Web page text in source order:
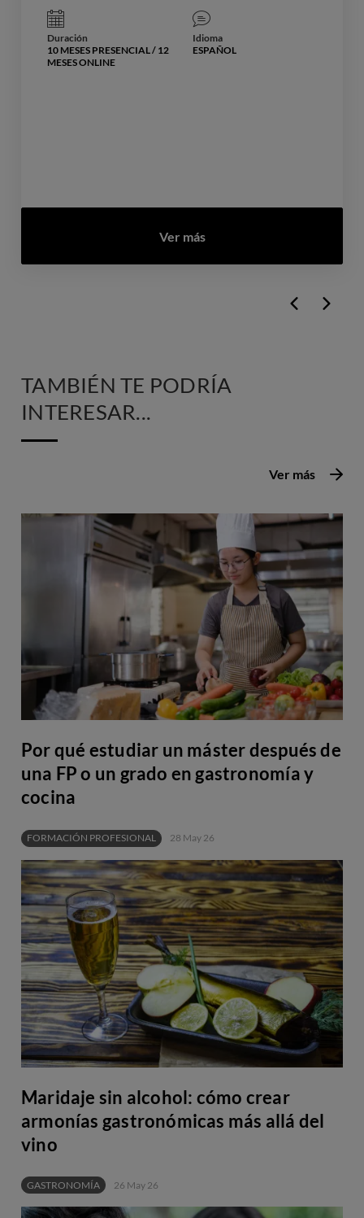
Duración
10 MESES PRESENCIAL / 12
MESES ONLINE
Idioma
ESPAÑOL
Ver más
TAMBIÉN TE PODRÍA
INTERESAR...
Por qué estudiar un máster después de
una FP o un grado en gastronomía y
cocina
FORMACIÓN PROFESIONAL 28 May 26
Maridaje sin alcohol: cómo crear
armonías gastronómicas más allá del
vino
GASTRONOMÍA 26 May 26
Ver más